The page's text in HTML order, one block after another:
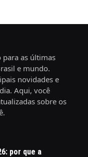
para as últimas
e mundo.
novidades e
Aqui, você
sobre os
por que a